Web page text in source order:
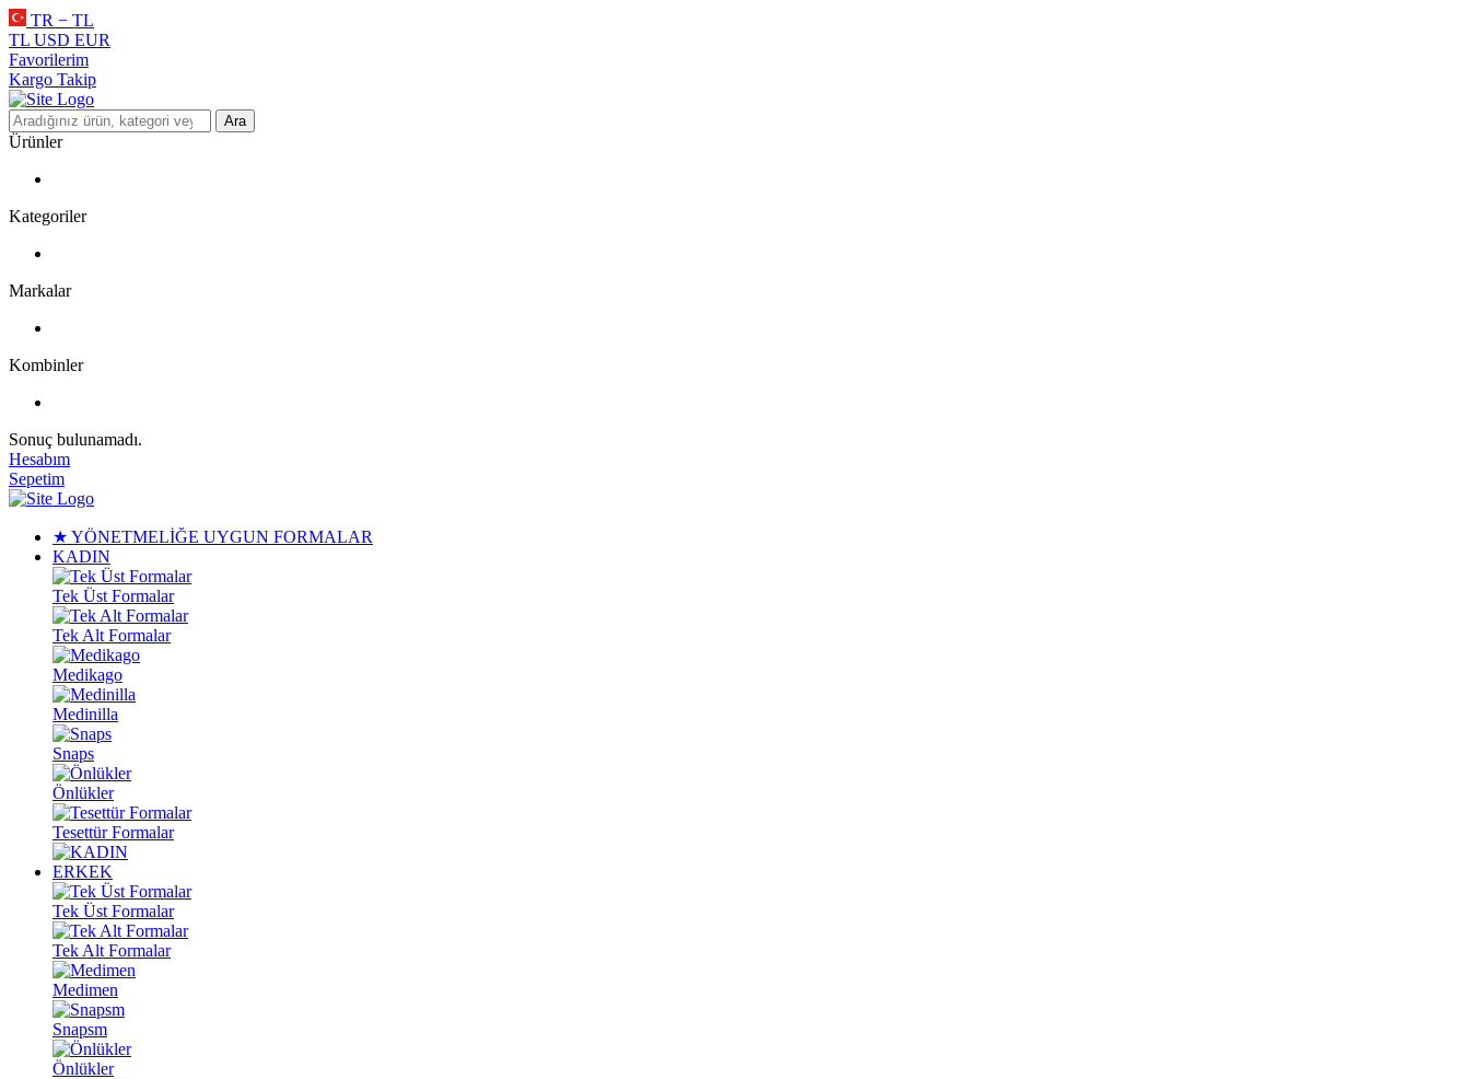
TR − TL
TL USD EUR
Favorilerim
Kargo Takip
Ara
Ürünler
Kategoriler
Markalar
Kombinler
Sonuç bulunamadı.
Hesabım
Sepetim
★ YÖNETMELİĞE UYGUN FORMALAR
KADIN
Tek Üst Formalar
Tek Alt Formalar
Medikago
Medinilla
Snaps
Önlükler
Tesettür Formalar
ERKEK
Tek Üst Formalar
Tek Alt Formalar
Medimen
Snapsm
Önlükler